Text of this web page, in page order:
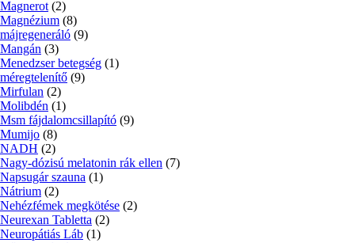
Magnerot (2)
Magnézium (8)
májregeneráló (9)
Mangán (3)
Menedzser betegség (1)
méregtelenítő (9)
Mirfulan (2)
Molibdén (1)
Msm fájdalomcsillapító (9)
Mumijo (8)
NADH (2)
Nagy-dózisú melatonin rák ellen (7)
Napsugár szauna (1)
Nátrium (2)
Nehézfémek megkötése (2)
Neurexan Tabletta (2)
Neuropátiás Láb (1)